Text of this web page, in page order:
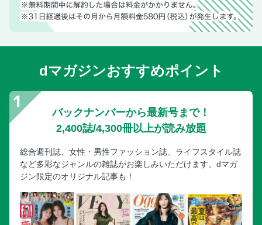
dマガジンおすすめポイント
バックナンバーから最新号まで！
2,400誌/4,300冊以上が読み放題
総合週刊誌、女性・男性ファッション誌、ライフスタイル誌
など多彩なジャンルの雑誌がお楽しみいただけます。dマガ
ジン限定のオリジナル記事も！